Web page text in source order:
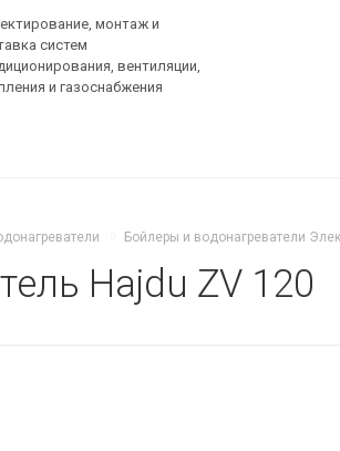
монтаж и
систем
вентиляции,
и газоснабжения
Бойлеры и водонагреватели
Hajdu ZV 120